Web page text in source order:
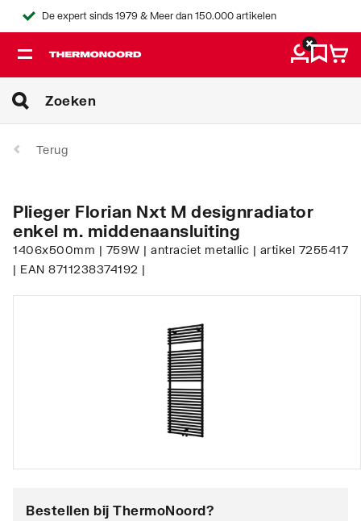
De expert sinds 1979 & Meer dan 150.000 artikelen
Terug
Plieger Florian Nxt M designradiator
enkel m. middenaansluiting
1406x500mm | 759W | antraciet metallic | artikel 7255417
| EAN 8711238374192 |
Bestellen bij ThermoNoord?